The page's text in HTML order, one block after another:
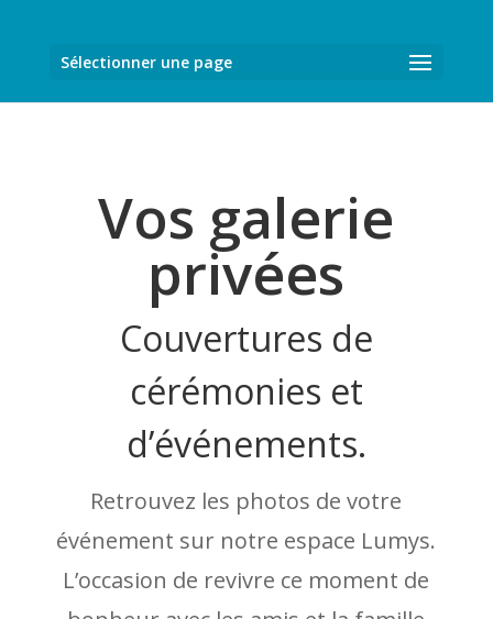
Sélectionner une page
Vos galerie
privées
Couvertures de
cérémonies et
d’événements.
Retrouvez les photos de votre
événement sur notre espace Lumys.
L’occasion de revivre ce moment de